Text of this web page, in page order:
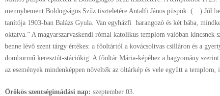
mennybement Boldogságos Szűz tiszteletére Antalfi János püspök. (…) Jól
tanítója 1903-ban Balázs Gyula. Van egyházfi harangozó és két bába,
oktatva.” A magyarszarvaskendi római katolikus templom valóban kincsnek
benne lévő szent tárgy értékes: a főoltártól a kovácsoltvas csilláron és a
dombormű keresztút-stációkig. A főoltár Mária-képéhez a hagyomány
az események mindenképpen növelték az oltárkép és vele együtt a
Örökös szentségimádási nap: szeptember 03.